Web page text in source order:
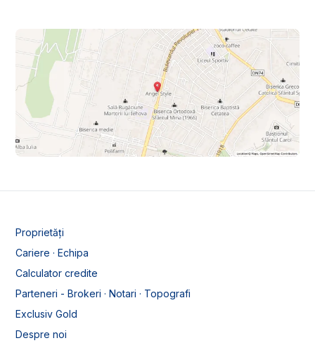
Proprietăți
Cariere · Echipa
Calculator credite
Parteneri - Brokeri · Notari · Topografi
Exclusiv Gold
Despre noi